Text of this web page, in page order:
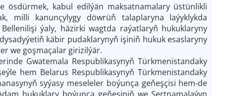
ösdürmek, kabul edilýän maksatnamalary üstünlikli
milli kanunçylygy döwrüň talaplaryna laýyklykda
ýaly, häzirki wagtda raýatlaryň hukuklaryny
käbir pudaklarynyň işiniň hukuk esaslaryny
we goşmaçalar girizilýär.
Gwatemala Respublikasynyň Türkmenistandaky
hem Belarus Respublikasynyň Türkmenistandaky
syýasy meseleler boýunça geňeşçisi hem-de
hukuklary boýunça geňeşiniň we Şertnamalaýyn